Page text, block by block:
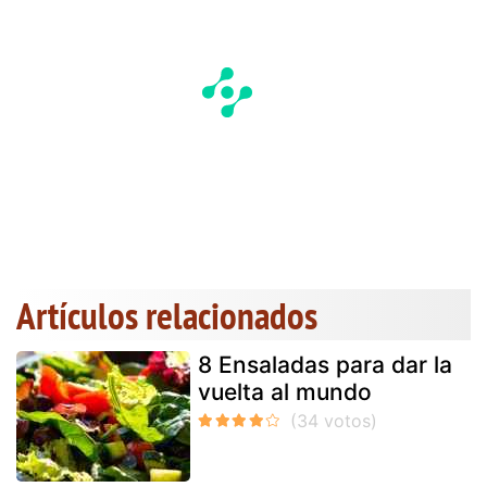
Artículos relacionados
8 Ensaladas para dar la
vuelta al mundo